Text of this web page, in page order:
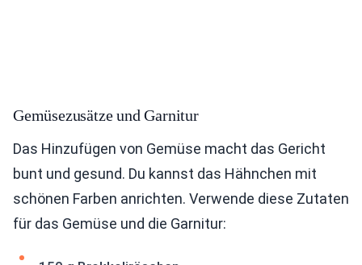
Gemüsezusätze und Garnitur
Das Hinzufügen von Gemüse macht das Gericht
bunt und gesund. Du kannst das Hähnchen mit
schönen Farben anrichten. Verwende diese Zutaten
für das Gemüse und die Garnitur: